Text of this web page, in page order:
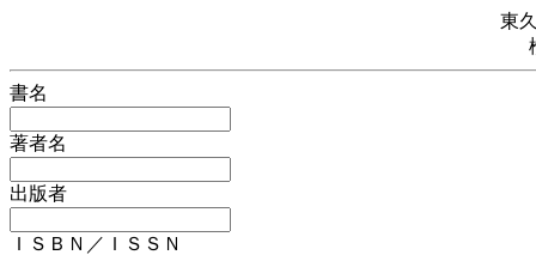
東
書名
著者名
出版者
ＩＳＢＮ／ＩＳＳＮ